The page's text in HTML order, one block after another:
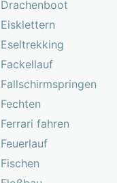
Drachenboot
Eisklettern
Eseltrekking
Fackellauf
Fallschirmspringen
Fechten
Ferrari fahren
Feuerlauf
Fischen